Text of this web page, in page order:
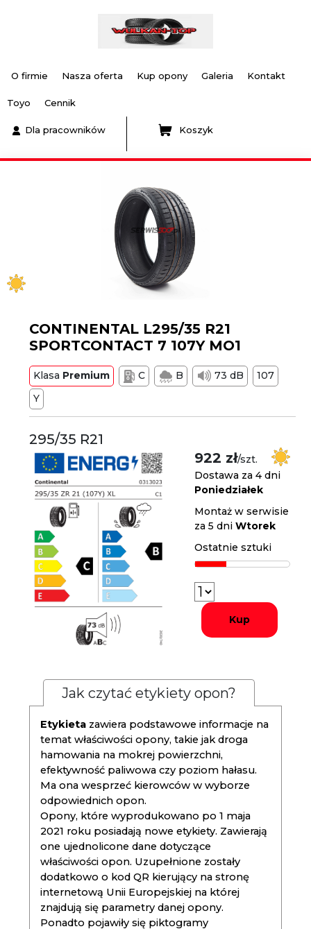
O firmie Nasza oferta Kup opony Galeria Kontakt
Toyo Cennik
Dla pracowników Koszyk
CONTINENTAL L295/35 R21
SPORTCONTACT 7 107Y MO1
Klasa Premium C B 73 dB
107
Y
295/35 R21
922 zł/szt.
Dostawa za 4 dni
Poniedziałek
Montaż w serwisie
za 5 dniWtorek
Ostatnie sztuki
Kup
Jak czytać etykiety opon?
Etykieta zawiera podstawowe informacje na
temat właściwości opony, takie jak droga
hamowania na mokrej powierzchni,
efektywność paliwowa czy poziom hałasu.
Ma ona wesprzeć kierowców w wyborze
odpowiednich opon.
Opony, które wyprodukowano po 1 maja
2021 roku posiadają nowe etykiety. Zawierają
one ujednolicone dane dotyczące
właściwości opon. Uzupełnione zostały
dodatkowo o kod QR kierujący na stronę
internetową Unii Europejskiej na której
znajdują się parametry danej opony.
Ponadto pojawiły się piktogramy